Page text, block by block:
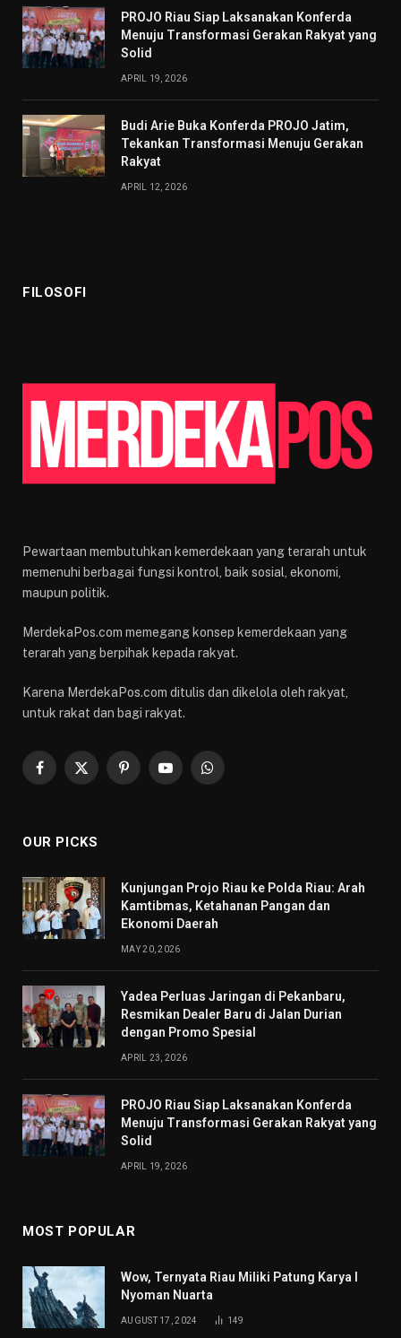
PROJO Riau Siap Laksanakan Konferda
Menuju Transformasi Gerakan Rakyat yang
Solid
APRIL 19, 2026
Budi Arie Buka Konferda PROJO Jatim,
Tekankan Transformasi Menuju Gerakan
Rakyat
APRIL 12, 2026
FILOSOFI
Pewartaan membutuhkan kemerdekaan yang terarah untuk
memenuhi berbagai fungsi kontrol, baik sosial, ekonomi,
maupun politik.
MerdekaPos.com memegang konsep kemerdekaan yang
terarah yang berpihak kepada rakyat.
Karena MerdekaPos.com ditulis dan dikelola oleh rakyat,
untuk rakat dan bagi rakyat.
Facebook
X
PinterestYouTubeWhatsApp
OUR PICKS
Kunjungan Projo Riau ke Polda Riau: Arah
Kamtibmas, Ketahanan Pangan dan
Ekonomi Daerah
MAY 20, 2026
Yadea Perluas Jaringan di Pekanbaru,
Resmikan Dealer Baru di Jalan Durian
dengan Promo Spesial
APRIL 23, 2026
PROJO Riau Siap Laksanakan Konferda
Menuju Transformasi Gerakan Rakyat yang
Solid
APRIL 19, 2026
MOST POPULAR
Wow, Ternyata Riau Miliki Patung Karya I
Nyoman Nuarta
AUGUST 17, 2024 149